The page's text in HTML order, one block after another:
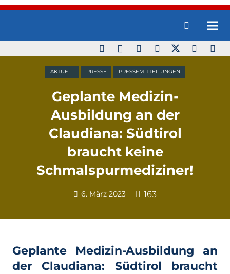
AKTUELL PRESSE PRESSEMITTEILUNGEN
Geplante Medizin-
Ausbildung an der
Claudiana: Südtirol
braucht keine
Schmalspurmediziner!
6. März 2023 163
Geplante Medizin-Ausbildung an
der Claudiana: Südtirol braucht